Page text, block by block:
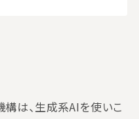
は、生成系AIを使いこ